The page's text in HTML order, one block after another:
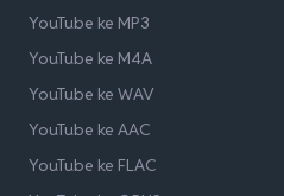
YouTube ke MP3
YouTube ke M4A
YouTube ke WAV
YouTube ke AAC
YouTube ke FLAC